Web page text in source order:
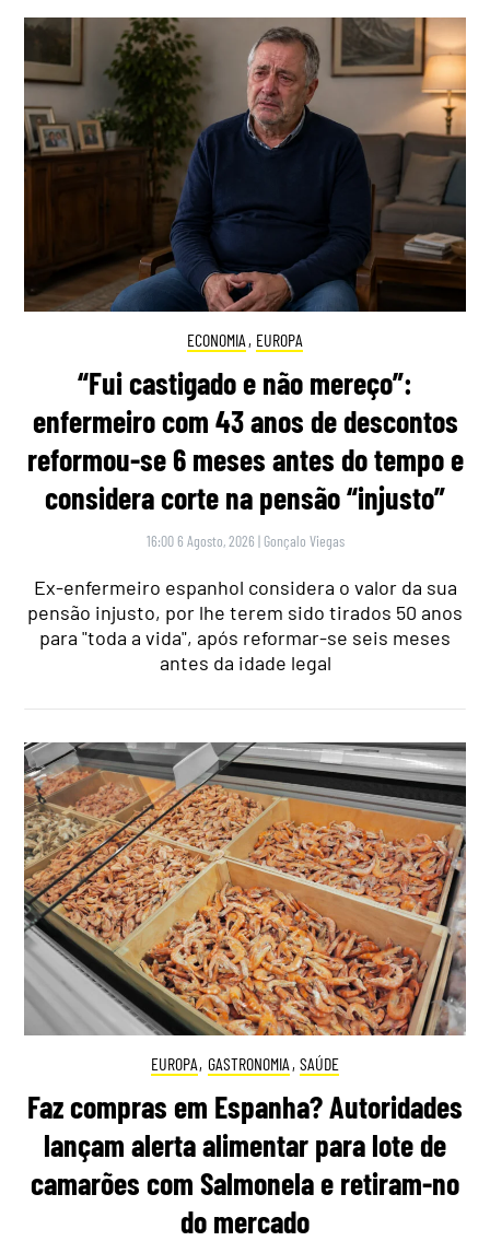
ECONOMIA , EUROPA
“Fui castigado e não mereço”:
enfermeiro com 43 anos de descontos
reformou-se 6 meses antes do tempo e
considera corte na pensão “injusto”
16:00 6 Agosto, 2026 | Gonçalo Viegas
Ex-enfermeiro espanhol considera o valor da sua
pensão injusto, por lhe terem sido tirados 50 anos
para "toda a vida", após reformar-se seis meses
antes da idade legal
EUROPA, GASTRONOMIA , SAÚDE
Faz compras em Espanha? Autoridades
lançam alerta alimentar para lote de
camarões com Salmonela e retiram-no
do mercado